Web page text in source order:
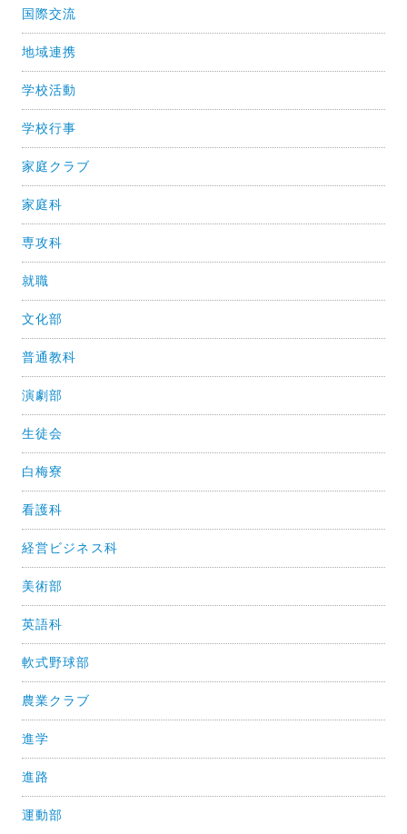
国際交流
地域連携
学校活動
学校行事
家庭クラブ
家庭科
専攻科
就職
文化部
普通教科
演劇部
生徒会
白梅寮
看護科
経営ビジネス科
美術部
英語科
軟式野球部
農業クラブ
進学
進路
運動部